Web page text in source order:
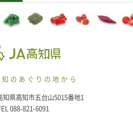
のあぐりの地から
知県高知市五台山5015番地1
088-821-6091